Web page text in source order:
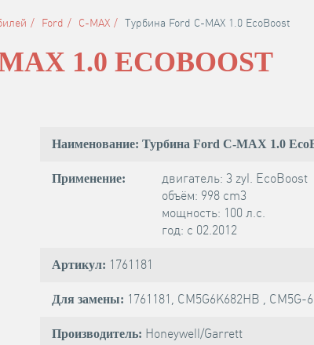
Ford C-MAX Турбина Ford C-MAX 1.0 EcoBoost
1.0 ECOBOOST
Наименование: Турбина Ford C-MAX 1.0
Применение:
двигатель: 3 zyl. EcoBoost
объём: 998 cm3
мощность: 100 л.с.
год: с 02.2012
Артикул: 1761181
Для замены: 1761181, CM5G6K682HB , CM5G-
Производитель: Honeywell/Garrett